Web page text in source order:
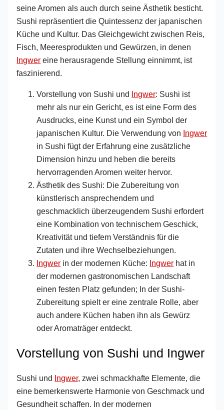
seine Aromen als auch durch seine Ästhetik besticht.
Sushi repräsentiert die Quintessenz der japanischen
Küche und Kultur. Das Gleichgewicht zwischen Reis,
Fisch, Meeresprodukten und Gewürzen, in denen
Ingwer eine herausragende Stellung einnimmt, ist
faszinierend.
Vorstellung von Sushi und Ingwer: Sushi ist
mehr als nur ein Gericht, es ist eine Form des
Ausdrucks, eine Kunst und ein Symbol der
japanischen Kultur. Die Verwendung von Ingwer
in Sushi fügt der Erfahrung eine zusätzliche
Dimension hinzu und heben die bereits
hervorragenden Aromen weiter hervor.
Ästhetik des Sushi: Die Zubereitung von
künstlerisch ansprechendem und
geschmacklich überzeugendem Sushi erfordert
eine Kombination von technischem Geschick,
Kreativität und tiefem Verständnis für die
Zutaten und ihre Wechselbeziehungen.
Ingwer in der modernen Küche: Ingwer hat in
der modernen gastronomischen Landschaft
einen festen Platz gefunden; In der Sushi-
Zubereitung spielt er eine zentrale Rolle, aber
auch andere Küchen haben ihn als Gewürz
oder Aromaträger entdeckt.
Vorstellung von Sushi und Ingwer
Sushi und Ingwer, zwei schmackhafte Elemente, die
eine bemerkenswerte Harmonie von Geschmack und
Gesundheit schaffen. In der modernen